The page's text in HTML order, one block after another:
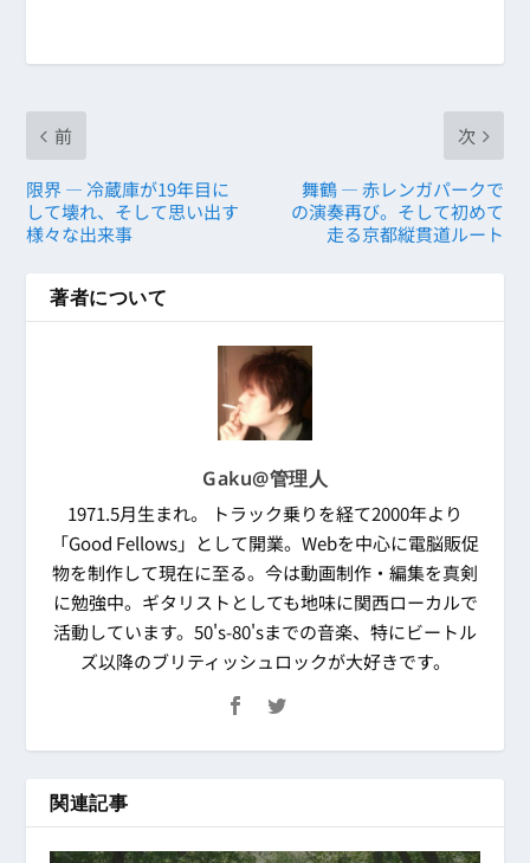
前
限界 ― 冷蔵庫が19年目に
して壊れ、そして思い出す
様々な出来事
次
舞鶴 ― 赤レンガパークで
の演奏再び。そして初めて
走る京都縦貫道ルート
著者について
Gaku@管理人
1971.5月生まれ。 トラック乗りを経て2000年より
「Good Fellows」として開業。Webを中心に電脳販促
物を制作して現在に至る。今は動画制作・編集を真剣
に勉強中。ギタリストとしても地味に関西ローカルで
活動しています。50's-80'sまでの音楽、特にビートル
ズ以降のブリティッシュロックが大好きです。
関連記事